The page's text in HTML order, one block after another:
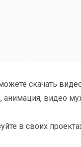
скачать
анимация, видео
в своих